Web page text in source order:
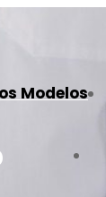
Modelos